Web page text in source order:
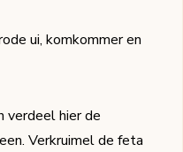
ui, komkommer en
verdeel hier de
Verkruimel de feta